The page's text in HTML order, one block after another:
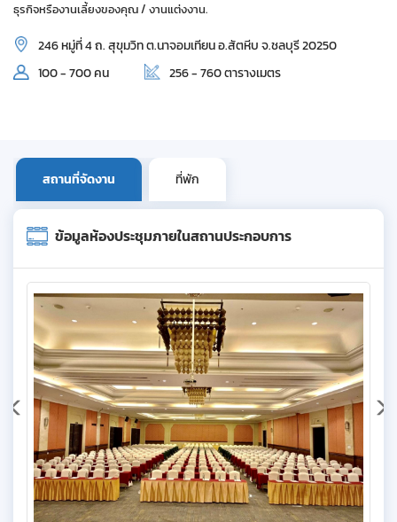
ธุรกิจหรืองานเลี้ยงของคุณ / งานแต่งงาน.
246 หมู่ที่ 4 ถ. สุขุมวิท ต.นาจอมเทียน อ.สัตหีบ จ.ชลบุรี 20250
100 - 700 คน
256 - 760 ตารางเมตร
สถานที่จัดงาน ที่พัก
ข้อมูลห้องประชุมภายในสถานประกอบการ